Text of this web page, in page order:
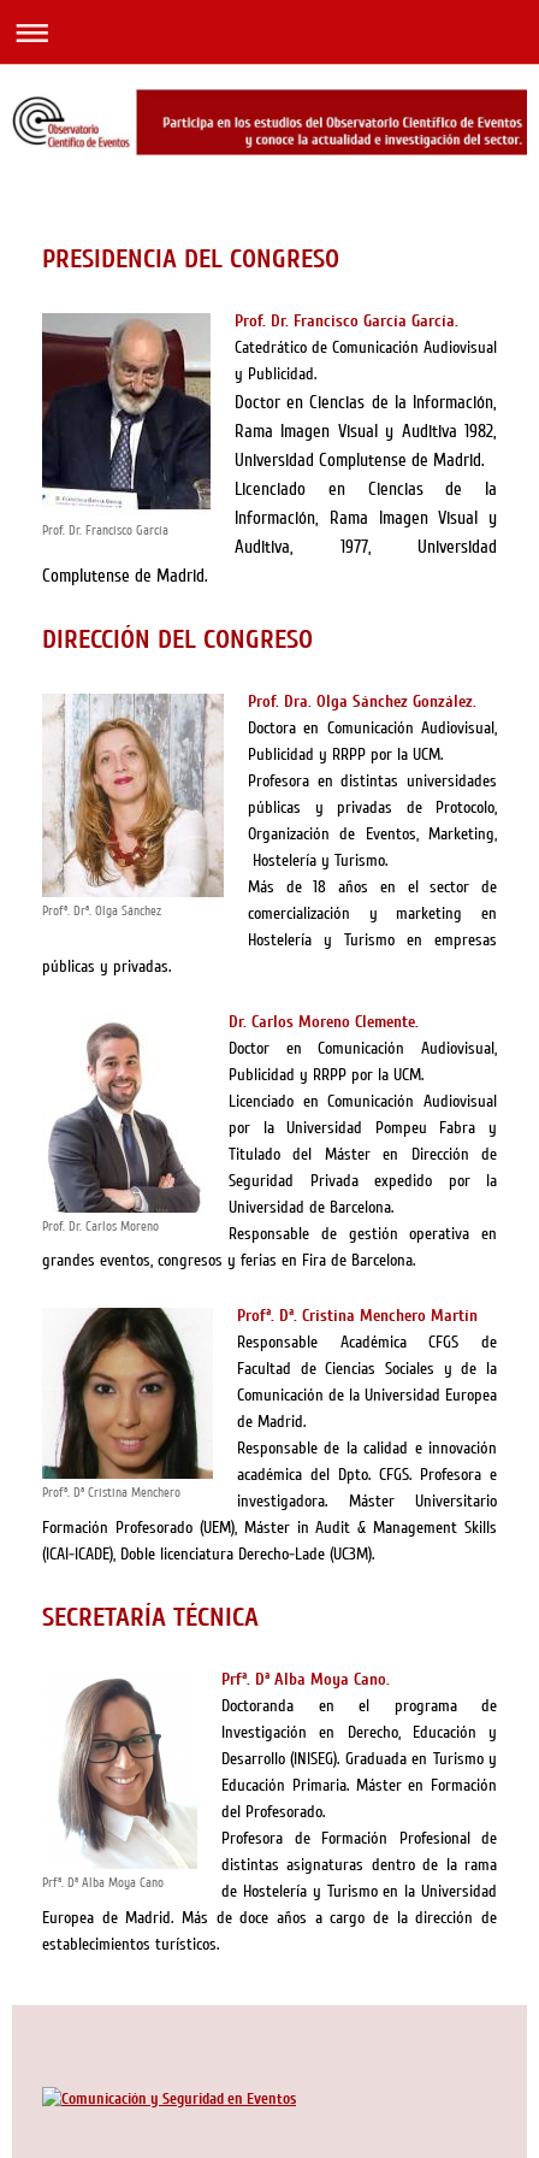
PRESIDENCIA DEL CONGRESO
Prof. Dr. Francisco García
Prof. Dr. Francisco García García.
Catedrático de Comunicación Audiovisual
y Publicidad.
Doctor en Ciencias de la Información,
Rama Imagen Visual y Auditiva 1982,
Universidad Complutense de Madrid.
Licenciado en Ciencias de la
Información, Rama Imagen Visual y
Auditiva, 1977, Universidad
Complutense de Madrid.
DIRECCIÓN DEL CONGRESO
Profª. Drª. Olga Sánchez
Prof. Dra. Olga Sánchez González.
Doctora en Comunicación Audiovisual,
Publicidad y RRPP por la UCM.
Profesora en distintas universidades
públicas y privadas de Protocolo,
Organización de Eventos, Marketing,
Hostelería y Turismo.
Más de 18 años en el sector de
comercialización y marketing en
Hostelería y Turismo en empresas
públicas y privadas.
Prof. Dr. Carlos Moreno
Dr. Carlos Moreno Clemente.
Doctor en Comunicación Audiovisual,
Publicidad y RRPP por la UCM.
Licenciado en Comunicación Audiovisual
por la Universidad Pompeu Fabra y
Titulado del Máster en Dirección de
Seguridad Privada expedido por la
Universidad de Barcelona.
Responsable de gestión operativa en
grandes eventos, congresos y ferias en Fira de Barcelona.
Profª. Dª Cristina Menchero
Profª. Dª. Cristina Menchero Martín
Responsable Académica CFGS de
Facultad de Ciencias Sociales y de la
Comunicación de la Universidad Europea
de Madrid.
Responsable de la calidad e innovación
académica del Dpto. CFGS. Profesora e
investigadora. Máster Universitario
Formación Profesorado (UEM), Máster in Audit & Management Skills
(ICAI-ICADE), Doble licenciatura Derecho-Lade (UC3M).
SECRETARÍA TÉCNICA
Prfª. Dª Alba Moya Cano
Prfª. Dª Alba Moya Cano.
Doctoranda en el programa de
Investigación en Derecho, Educación y
Desarrollo (INISEG). Graduada en Turismo y
Educación Primaria. Máster en Formación
del Profesorado.
Profesora de Formación Profesional de
distintas asignaturas dentro de la rama
de Hostelería y Turismo en la Universidad
Europea de Madrid. Más de doce años a cargo de la dirección de
establecimientos turísticos.